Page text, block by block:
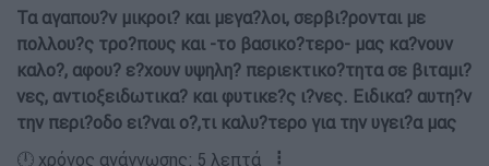
Τα αγαπου?ν μικροι? και μεγα?λοι, σερβι?ρονται με
πολλου?ς τρο?πους και -το βασικο?τερο- μας κα?νουν
καλο?, αφου? ε?χουν υψηλη? περιεκτικο?τητα σε βιταμι?
νες, αντιοξειδωτικα? και φυτικε?ς ι?νες. Ειδικα? αυτη?ν
την περι?οδο ει?ναι ο?,τι καλυ?τερο για την υγει?α μας
🕛 χρόνος ανάγνωσης: 5 λεπτά ┋